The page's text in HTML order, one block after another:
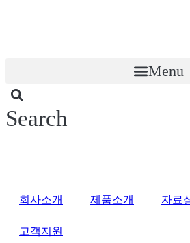
뛰
기
Menu
Search
회사소개 제품소개 자료
고객지원